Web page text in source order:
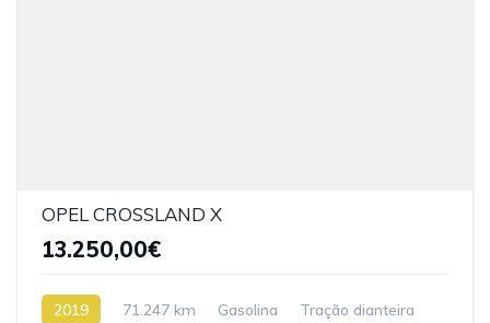
OPEL CROSSLAND X
13.250,00€
2019 71.247 km Gasolina Tração dianteira